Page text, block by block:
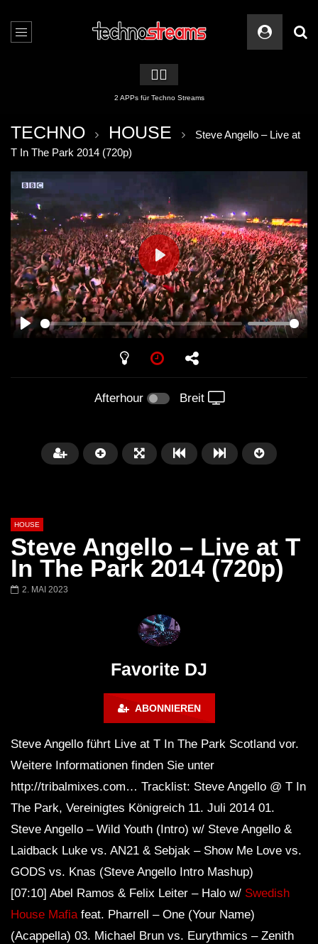
🏳️‍🌈
2 APPs für Techno Streams
TECHNO HOUSE
Steve Angello – Live at
T In The Park 2014 (720p)
PLAY
PLAY
Afterhour Breit
Honey Dijon- Escenario Villa
Maravilla @ Tecate Pal Norte
HOUSE
Steve Angello – Live at T
In The Park 2014 (720p)
2. MAI 2023
Favorite DJ
ABONNIEREN
Steve Angello führt Live at T In The Park Scotland vor.
Weitere Informationen finden Sie unter
http://tribalmixes.com… Tracklist: Steve Angello @ T In
The Park, Vereinigtes Königreich 11. Juli 2014 01.
Steve Angello – Wild Youth (Intro) w/ Steve Angello &
Laidback Luke vs. AN21 & Sebjak – Show Me Love vs.
GODS vs. Knas (Steve Angello Intro Mashup)
[07:10] Abel Ramos & Felix Leiter – Halo w/ Swedish
House Mafiafeat. Pharrell – One (Your Name)
(Acappella) 03. Michael Brun vs. Eurythmics – Zenith